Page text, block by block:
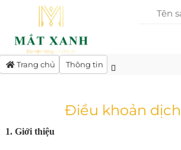
Trang chủ Thông tin
Điều khoản
1. Giới thiệu